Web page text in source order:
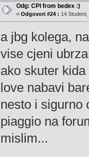
Odg: CPI from bedex :)
« Odgovori #24 : 14
a jbg kolega,
vise cjeni
ako skuter
love nabavi
nesto i sigurno
piaggio na
mislim...